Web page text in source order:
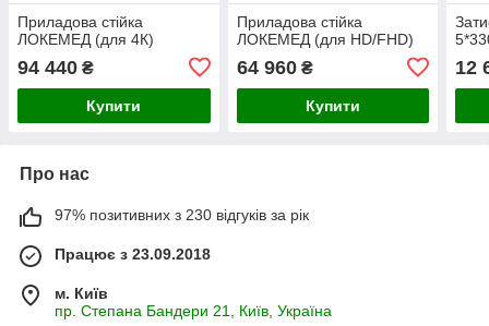
Приладова стійка
ЛОКЕМЕД (для 4К)
94 440 ₴
Купити
Приладова стійка
ЛОКЕМЕД (для HD/FHD)
64 960₴
Купити
12
Про нас
97% позитивних з 230 відгуків за рік
Працює з 23.09.2018
м. Київ
пр. Степана Бандери 21, Київ, Україна